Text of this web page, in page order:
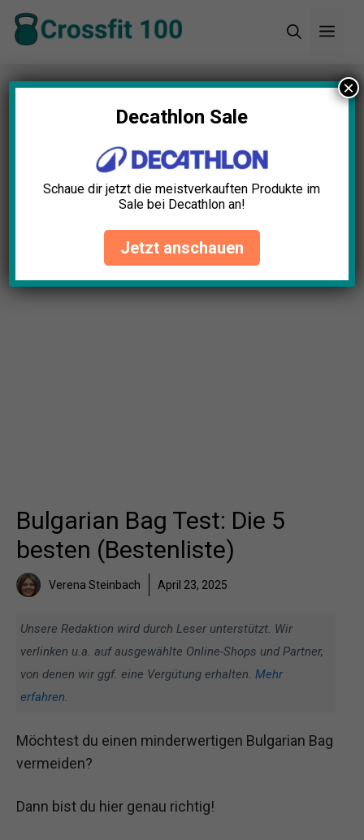
Zum
Inhalt
Startseite»Blog»Bulgarian Bag Test: Die 5
besten (Bestenliste)
Bulgarian Bag Test: Die 5
besten (Bestenliste)
Verena Steinbach April 23, 2025
Unsere Redaktion wird durch Leser unterstützt. Wir
verlinken u.a. auf ausgewählte Online-Shops und Partner,
von denen wir ggf. eine Vergütung erhalten. Mehr
erfahren.
Möchtest du einen minderwertigen Bulgarian Bag
vermeiden?
Dann bist du hier genau richtig!
Decathlon Sale
Schaue dir jetzt die meistverkauften Produkte im
Sale bei Decathlon an!
Jetzt anschauen
×